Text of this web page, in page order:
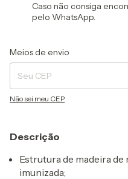
Caso não consiga
pelo WhatsApp.
Entregas para o CEP:
Meios de envio
Não sei meu CEP
Descrição
Estrutura de madeira
imunizada;